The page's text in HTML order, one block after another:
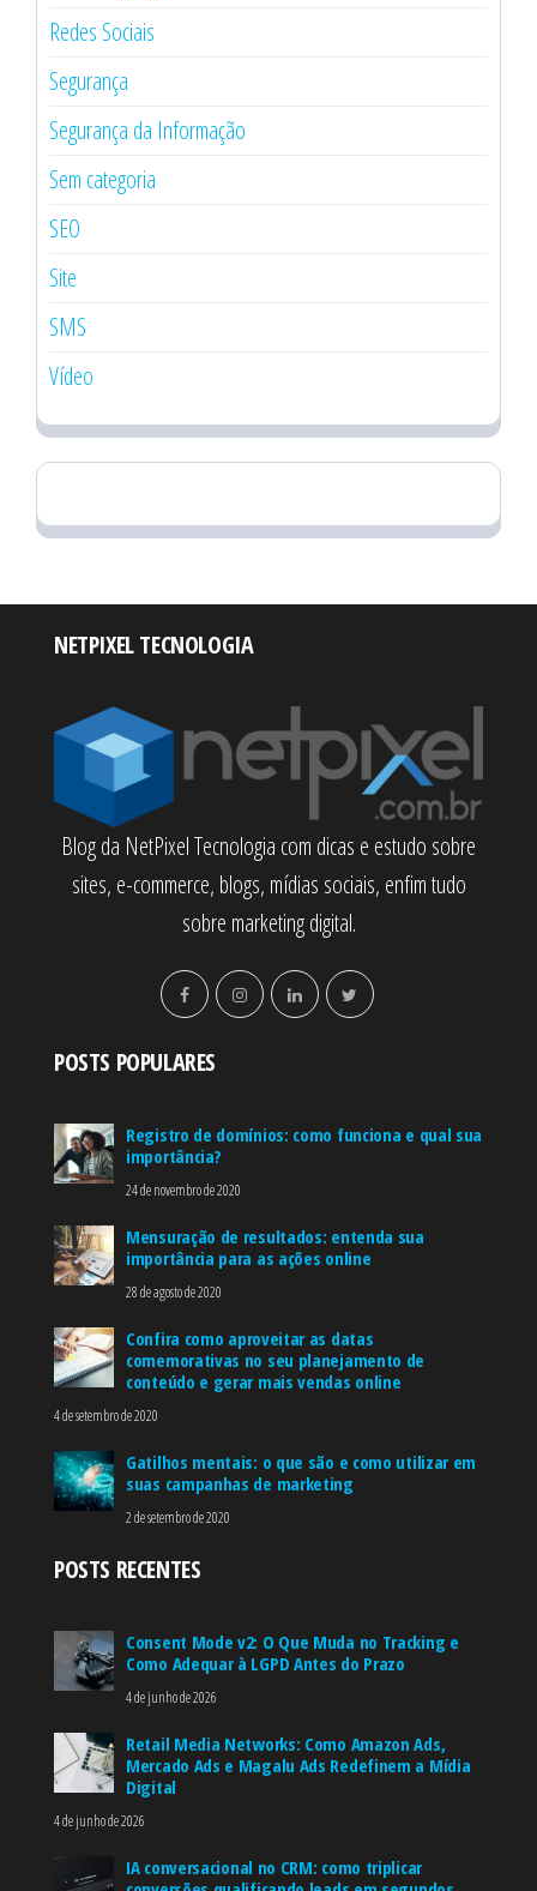
Redes Sociais
Segurança
Segurança da Informação
Sem categoria
SEO
Site
SMS
Vídeo
NETPIXEL TECNOLOGIA
Blog da NetPixel Tecnologia com dicas e estudo sobre
sites, e-commerce, blogs, mídias sociais, enfim tudo
sobre marketing digital.
POSTS POPULARES
Registro de domínios: como funciona e qual sua
importância?
24 de novembro de 2020
Mensuração de resultados: entenda sua
importância para as ações online
28 de agosto de 2020
Confira como aproveitar as datas
comemorativas no seu planejamento de
conteúdo e gerar mais vendas online
4 de setembro de 2020
Gatilhos mentais: o que são e como utilizar em
suas campanhas de marketing
2 de setembro de 2020
POSTS RECENTES
Consent Mode v2: O Que Muda no Tracking e
Como Adequar à LGPD Antes do Prazo
4 de junho de 2026
Retail Media Networks: Como Amazon Ads,
Mercado Ads e Magalu Ads Redefinem a Mídia
Digital
4 de junho de 2026
IA conversacional no CRM: como triplicar